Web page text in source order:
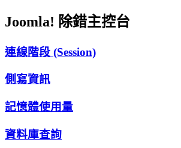
Joomla! 除錯主控台
連線階段 (Session)
側寫資訊
記憶體使用量
資料庫查詢